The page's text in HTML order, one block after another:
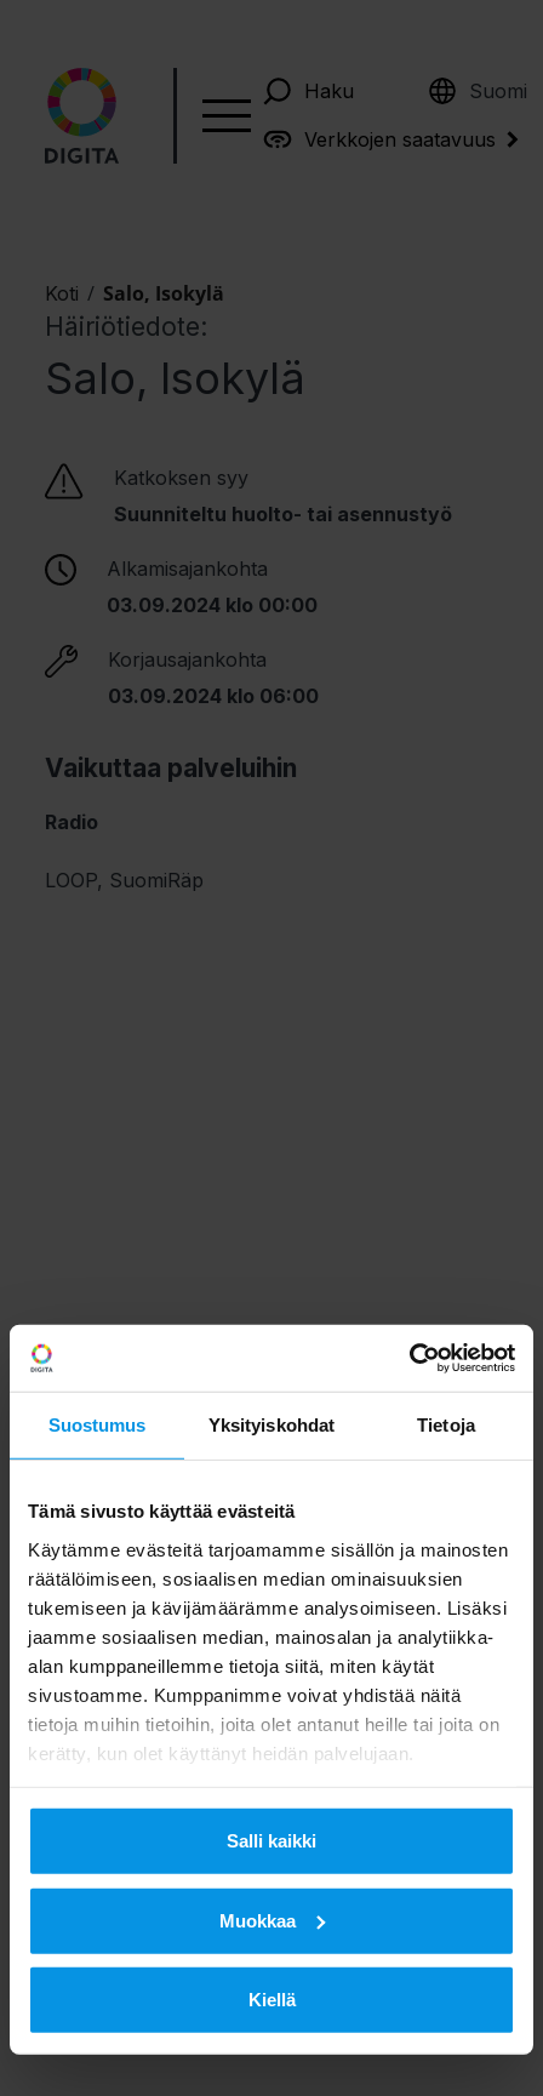
Suostumus Yksityiskohdat Tietoja
Tämä sivusto käyttää evästeitä
Käytämme evästeitä tarjoamamme sisällön ja mainosten
räätälöimiseen, sosiaalisen median ominaisuuksien
tukemiseen ja kävijämäärämme analysoimiseen. Lisäksi
jaamme sosiaalisen median, mainosalan ja analytiikka-
alan kumppaneillemme tietoja siitä, miten käytät
sivustoamme. Kumppanimme voivat yhdistää näitä
tietoja muihin tietoihin, joita olet antanut heille tai joita on
kerätty, kun olet käyttänyt heidän palvelujaan.
Salli kaikki
Muokkaa
Kiellä
Haku Suomi
English
Verkkojen saatavuus
Koti / Salo, Isokylä
Häiriötiedote:
Salo, Isokylä
Katkoksen syy
Suunniteltu huolto- tai asennustyö
Alkamisajankohta
03.09.2024 klo 00:00
Korjausajankohta
03.09.2024 klo 06:00
Vaikuttaa palveluihin
Radio
LOOP, SuomiRäp